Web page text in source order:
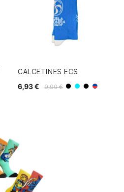
CALCETINES ECS
9,90 €
6,93 € Negro
AzulBlanco/
Azul/